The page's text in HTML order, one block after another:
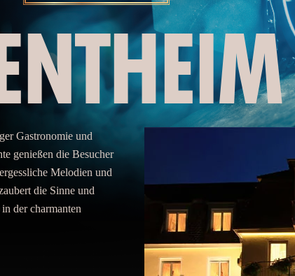
Gastronomie und
genießen die Besucher
Melodien und
die Sinne und
in der charmanten